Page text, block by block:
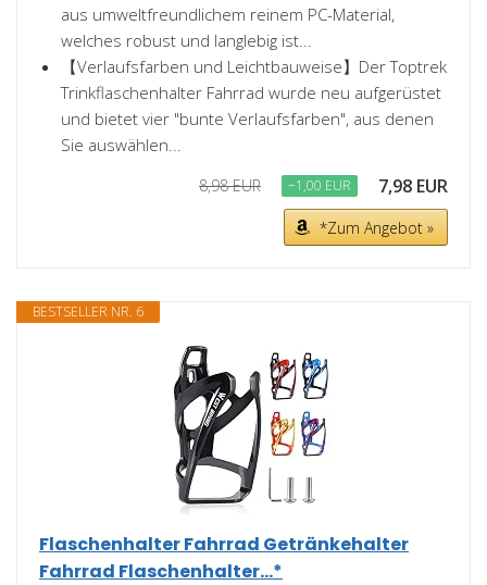
aus umweltfreundlichem reinem PC-Material,
welches robust und langlebig ist...
【Verlaufsfarben und Leichtbauweise】Der Toptrek
Trinkflaschenhalter Fahrrad wurde neu aufgerüstet
und bietet vier "bunte Verlaufsfarben", aus denen
Sie auswählen...
8,98 EUR −1,00 EUR 7,98 EUR
*Zum Angebot »
BESTSELLER NR. 6
Flaschenhalter Fahrrad Getränkehalter
Fahrrad Flaschenhalter...*